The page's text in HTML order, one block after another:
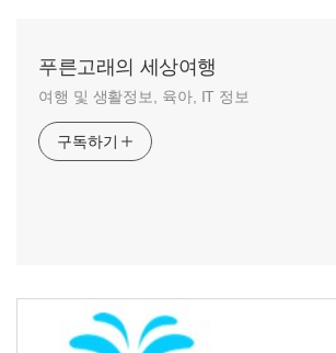
푸른고래의 세상여행
여행 및 생활정보, 육아, IT 정보
구독하기